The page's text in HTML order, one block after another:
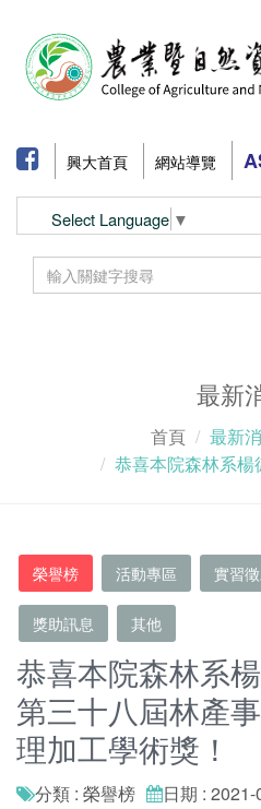
興大首頁 網站導覽
Select Language ▼
最新
首頁 最新
恭喜本院森林系楊
榮譽榜 活動專區 實習
獎助訊息 其他
恭喜本院森林系
第三十八屆林產
理加工學術獎！
分類 : 榮譽榜 日期 :